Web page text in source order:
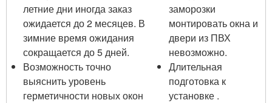
летние дни иногда заказ
ожидается до 2 месяцев. В
зимние время ожидания
сокращается до 5 дней.
Возможность точно
выяснить уровень
герметичности новых окон
заморозки
монтировать окна и
двери из ПВХ
невозможно.
Длительная
подготовка к
установке .